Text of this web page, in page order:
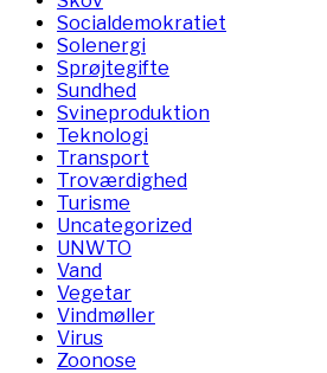
Socialdemokratiet
Solenergi
Sprøjtegifte
Sundhed
Svineproduktion
Teknologi
Transport
Troværdighed
Turisme
Uncategorized
UNWTO
Vand
Vegetar
Vindmøller
Virus
Zoonose